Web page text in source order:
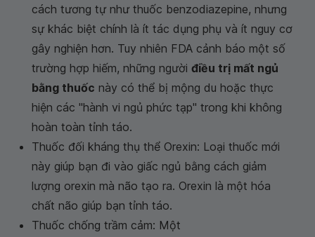
cách tương tự như thuốc benzodiazepine, nhưng
sự khác biệt chính là ít tác dụng phụ và ít nguy cơ
gây nghiện hơn. Tuy nhiên FDA cảnh báo một số
trường hợp hiếm, những người điều trị mất ngủ
bằng thuốc này có thể bị mộng du hoặc thực
hiện các "hành vi ngủ phức tạp" trong khi không
hoàn toàn tỉnh táo.
Thuốc đối kháng thụ thể Orexin: Loại thuốc mới
này giúp bạn đi vào giấc ngủ bằng cách giảm
lượng orexin mà não tạo ra. Orexin là một hóa
chất não giúp bạn tỉnh táo.
Thuốc chống trầm cảm: Một